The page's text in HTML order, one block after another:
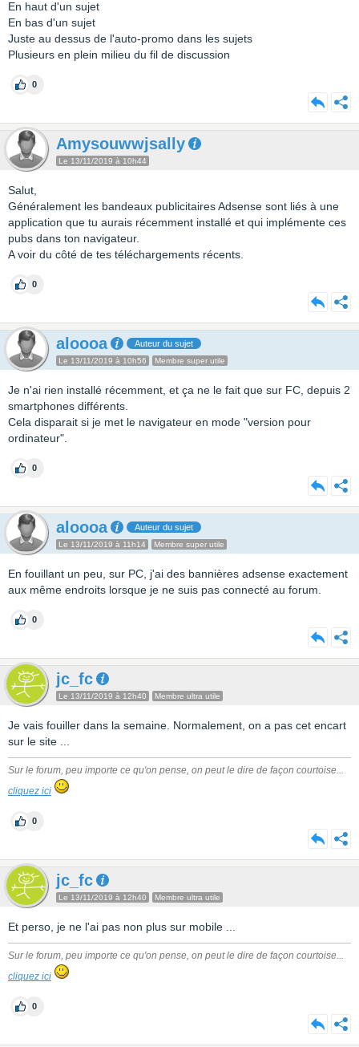
En haut d'un sujet
En bas d'un sujet
Juste au dessus de l'auto-promo dans les sujets
Plusieurs en plein milieu du fil de discussion
0
Amysouwwjsally
Le 13/11/2019 à 10h44
Salut,
Généralement les bandeaux publicitaires Adsense sont liés à une
application que tu aurais récemment installé et qui implémente ces
pubs dans ton navigateur.
A voir du côté de tes téléchargements récents.
0
aloooa Auteur du sujet
Le 13/11/2019 à 10h56 Membre super utile
Je n'ai rien installé récemment, et ça ne le fait que sur FC, depuis 2
smartphones différents.
Cela disparait si je met le navigateur en mode "version pour
ordinateur".
0
aloooa Auteur du sujet
Le 13/11/2019 à 11h14 Membre super utile
En fouillant un peu, sur PC, j'ai des bannières adsense exactement
aux même endroits lorsque je ne suis pas connecté au forum.
0
jc_fc
Le 13/11/2019 à 12h40 Membre ultra utile
Je vais fouiller dans la semaine. Normalement, on a pas cet encart
sur le site ...
Sur le forum, peu importe ce qu'on pense, on peut le dire de façon courtoise...
cliquez ici
0
jc_fc
Le 13/11/2019 à 12h40 Membre ultra utile
Et perso, je ne l'ai pas non plus sur mobile ...
Sur le forum, peu importe ce qu'on pense, on peut le dire de façon courtoise...
cliquez ici
0